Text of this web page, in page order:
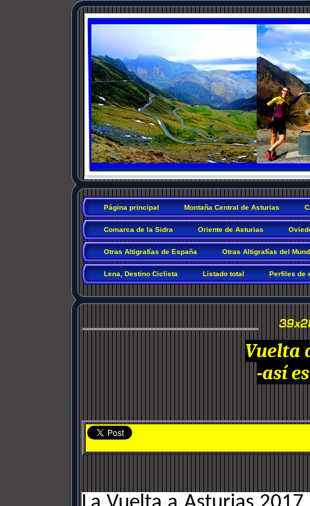
Página principal Montaña Central de Asturias
Comarca de la Sidra Oriente de Asturias
Otras Altigrafías de España Otras Altigrafías del
Lena, Destino Ciclista Listado total Perfiles de
Vuelta
-así